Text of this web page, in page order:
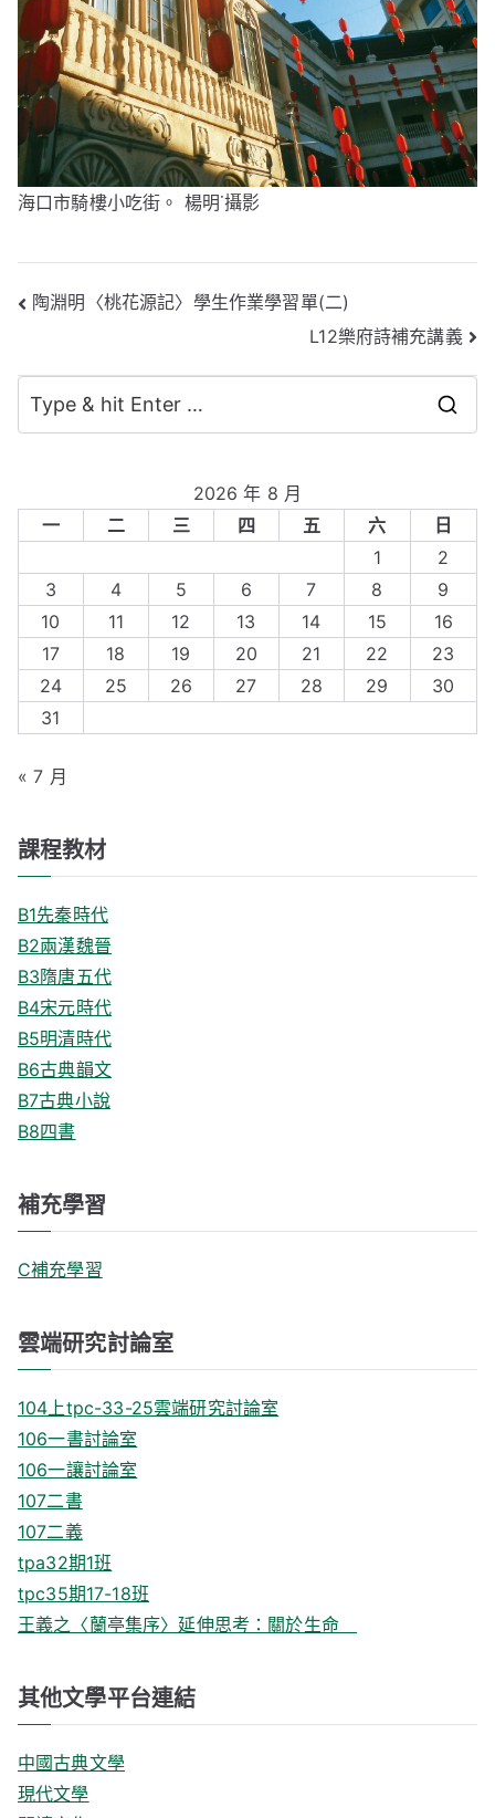
海口市騎樓小吃街。 楊明˙攝影
文
導
覽
陶淵明〈桃花源記〉學生作業學習單(二)
L12樂府詩補充講義
r
c
h
f
o
r
:
2026 年 8 月
一
二 三 四 五 六
日
1
2
3
4 5 6 7 8
9
10
11 12 13 14 15
16
17
18 19 20 21 22
23
24
25 26 27 28 29
30
31
« 7 月
課程教材
B1先秦時代
B2兩漢魏晉
B3隋唐五代
B4宋元時代
B5明清時代
B6古典韻文
B7古典小說
B8四書
補充學習
C補充學習
雲端研究討論室
104上tpc-33-25雲端研究討論室
106一書討論室
106一讓討論室
107二書
107二義
tpa32期1班
tpc35期17-18班
王義之〈蘭亭集序〉延伸思考：關於生命
其他文學平台連結
中國古典文學
現代文學